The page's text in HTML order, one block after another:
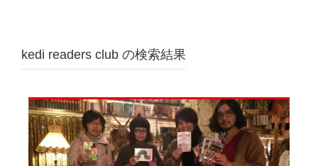
kedi readers club の検索結果